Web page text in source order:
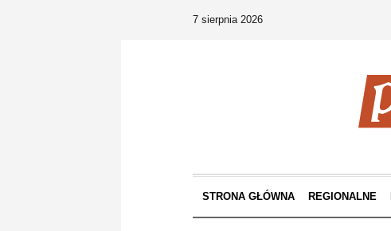
7 sierpnia 2026
STRONA GŁÓWNA REGIONALNE